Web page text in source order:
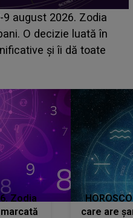
ASCUNS până
din Casa Iubirii
despre mama
nu te iubesc pentru
Zodia
care are